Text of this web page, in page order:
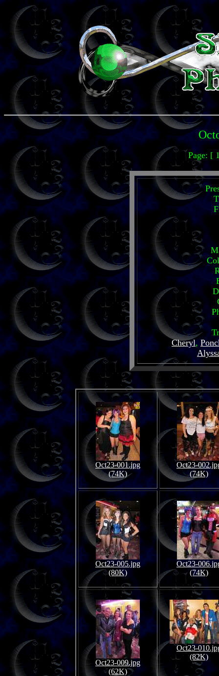
Page: [
Cheryl,
Oct23-001.jpg
(74K)
Oct23-
(74K)
Oct23-005.jpg
(80K)
Oct23-
(74K)
Oct23-009.jpg
(62K)
Oct23-
(82K)